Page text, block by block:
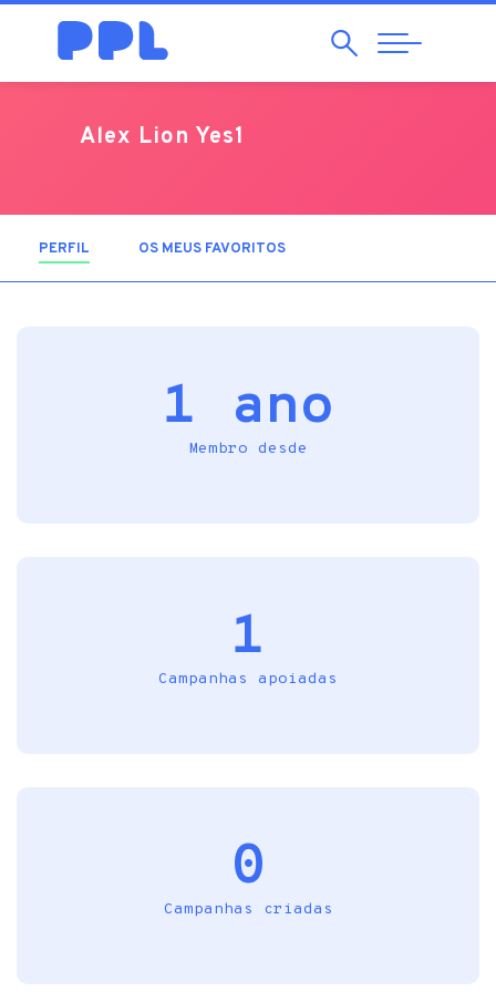
Pesquisar
Abrir
Navegação
Alex Lion Yes1
PERFIL (SEPARADOR ATIVO)
OS MEUS FAVORITOS
1 ano
Membro desde
1
Campanhas apoiadas
0
Campanhas criadas